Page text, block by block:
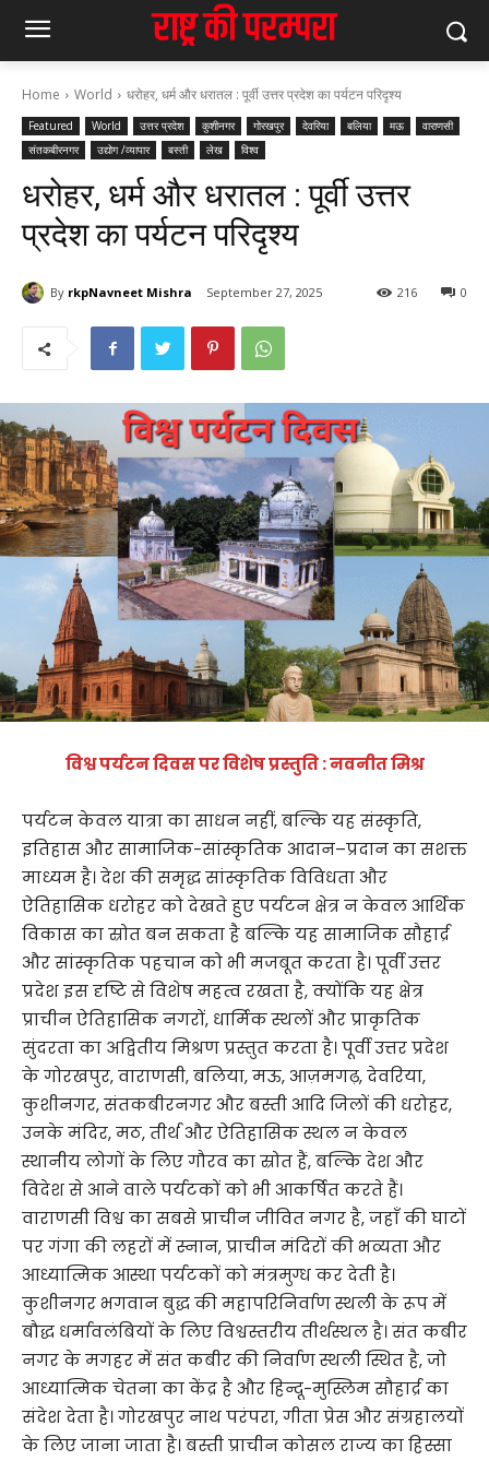
Home World धरोहर, धर्म और धरातल : पूर्वी उत्तर प्रदेश का पर्यटन परिदृश्य
Featured World उत्तर प्रदेश कुशीनगर गोरखपुर देवरिया बलिया मऊ
वाराणसी
संतकबीरनगर
उद्योग /व्यापार बस्ती लेख विश्व
धरोहर, धर्म और धरातल : पूर्वी उत्तर
प्रदेश का पर्यटन परिदृश्य
By rkpNavneet Mishra September 27, 2025 0
216
विश्व पर्यटन दिवस पर विशेष प्रस्तुति : नवनीत मिश्र
पर्यटन केवल यात्रा का साधन नहीं, बल्कि यह संस्कृति,
इतिहास और सामाजिक-सांस्कृतिक आदान–प्रदान का सशक्त
माध्यम है। देश की समृद्ध सांस्कृतिक विविधता और
ऐतिहासिक धरोहर को देखते हुए पर्यटन क्षेत्र न केवल आर्थिक
विकास का स्रोत बन सकता है बल्कि यह सामाजिक सौहार्द्र
और सांस्कृतिक पहचान को भी मजबूत करता है। पूर्वी उत्तर
प्रदेश इस दृष्टि से विशेष महत्व रखता है, क्योंकि यह क्षेत्र
प्राचीन ऐतिहासिक नगरों, धार्मिक स्थलों और प्राकृतिक
सुंदरता का अद्वितीय मिश्रण प्रस्तुत करता है। पूर्वी उत्तर प्रदेश
के गोरखपुर, वाराणसी, बलिया, मऊ, आज़मगढ़, देवरिया,
कुशीनगर, संतकबीरनगर और बस्ती आदि जिलों की धरोहर,
उनके मंदिर, मठ, तीर्थ और ऐतिहासिक स्थल न केवल
स्थानीय लोगों के लिए गौरव का स्रोत हैं, बल्कि देश और
विदेश से आने वाले पर्यटकों को भी आकर्षित करते हैं।
वाराणसी विश्व का सबसे प्राचीन जीवित नगर है, जहाँ की घाटों
पर गंगा की लहरों में स्नान, प्राचीन मंदिरों की भव्यता और
आध्यात्मिक आस्था पर्यटकों को मंत्रमुग्ध कर देती है।
कुशीनगर भगवान बुद्ध की महापरिनिर्वाण स्थली के रूप में
बौद्ध धर्मावलंबियों के लिए विश्वस्तरीय तीर्थस्थल है। संत कबीर
नगर के मगहर में संत कबीर की निर्वाण स्थली स्थित है, जो
आध्यात्मिक चेतना का केंद्र है और हिन्दू-मुस्लिम सौहार्द्र का
संदेश देता है। गोरखपुर नाथ परंपरा, गीता प्रेस और संग्रहालयों
के लिए जाना जाता है। बस्ती प्राचीन कोसल राज्य का हिस्सा